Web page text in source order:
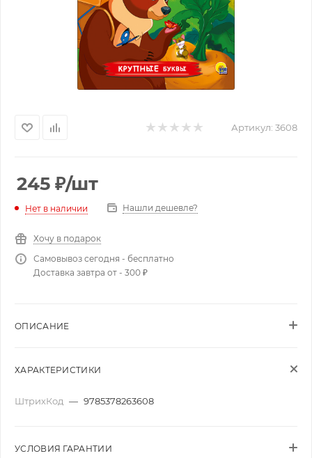
Артикул: 3608
245 ₽/шт
Нет в наличии Нашли дешевле?
Хочу в подарок
Самовывоз сегодня - бесплатно
Доставка завтра от - 300 ₽
ОПИСАНИЕ
ХАРАКТЕРИСТИКИ
ШтрихКод — 9785378263608
УСЛОВИЯ ГАРАНТИИ